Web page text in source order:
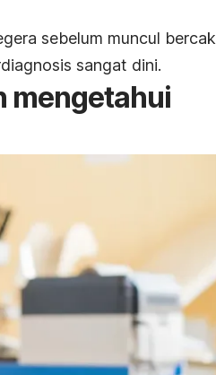
sebelum muncul bercak
sangat dini.
mengetahui